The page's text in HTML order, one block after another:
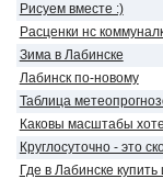
Рисуем вместе :)
Расценки нс
Зима в Лабинске
Лабинск по-новому
Таблица
Каковы масштабы
Круглосуточно - это
Где в Лабинске